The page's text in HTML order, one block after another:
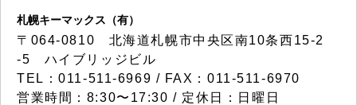
札幌キーマックス（有）
〒064-0810 北海道札幌市中央区南10条西15-2
-5 ハイブリッジビル
TEL：011-511-6969 / FAX：011-511-6970
営業時間：8:30〜17:30 / 定休日：日曜日